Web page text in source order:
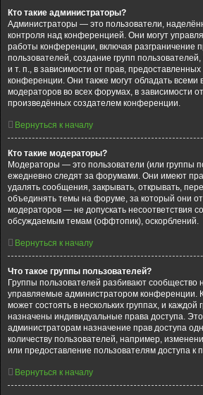
Кто такие администраторы?
Администраторы — это пользователи,
контроля над конференцией. Они могут
работы конференции, включая разграничение
пользователей, создание групп
и т. п., в зависимости от прав,
конференции. Они также могут обладать всеми
модераторов во всех форумах, в зависимости
произведённых создателем конференции.
Вернуться к началу
Кто такие модераторы?
Модераторы — это пользователи (или группы
ежедневно следят за форумами. Они имеют
удалять сообщения, закрывать, открывать,
объединять темы на форуме, за который они
модераторов — не допускать несоответствия
обсуждаемым темам (оффтопик), оскорблений.
Вернуться к началу
Что такое группы пользователей?
Группы пользователей разбивают сообщество
управляемые администратором конференции.
может состоять в нескольких группах, и каждой
назначены индивидуальные права доступа. Это
администраторам назначение прав доступа
количеству пользователей, например,
или предоставление пользователям доступа
Вернуться к началу